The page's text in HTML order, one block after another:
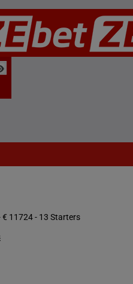
€ 11724 - 13 Starters